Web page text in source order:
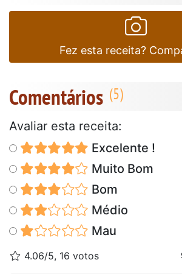
Fez esta receita?
Comentários
Avaliar esta receita:
Excelente !
Muito Bom
Bom
Médio
Mau
4.06/5, 16 votos